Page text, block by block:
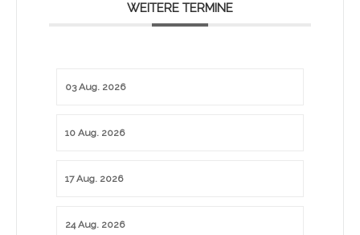
WEITERE TERMINE
03 Aug. 2026
10 Aug. 2026
17 Aug. 2026
24 Aug. 2026